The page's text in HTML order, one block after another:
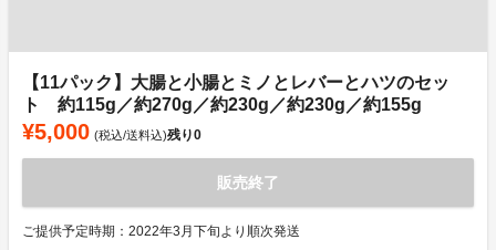
【11パック】大腸と小腸とミノとレバーとハツのセッ
ト 約115g／約270g／約230g／約230g／約155g
¥5,000 (税込/送料込)残り0
販売終了
ご提供予定時期：2022年3月下旬より順次発送